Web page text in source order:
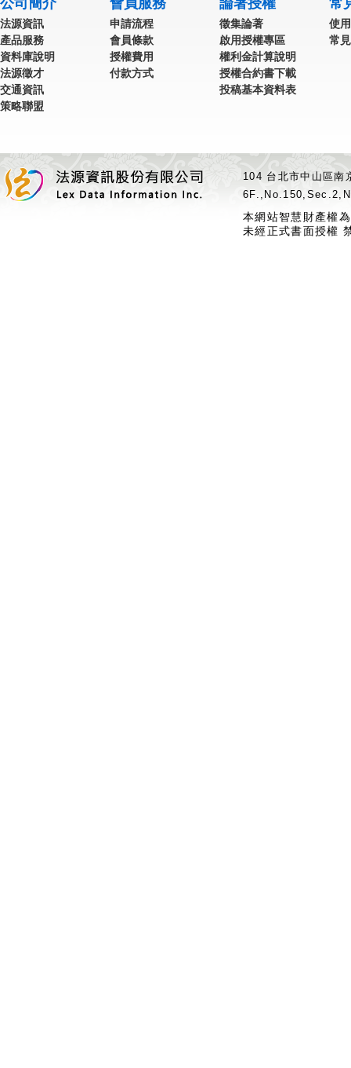
公司簡介
法源資訊
產品服務
資料庫說明
法源徵才
交通資訊
策略聯盟
會員服務
申請流程
會員條款
授權費用
付款方式
論著授權
徵集論著
啟用授權專區
權利金計算說明
授權合約書下載
投稿基本資料表
常
使
常
104 台北市中山區
本網站智慧財產權
未經正式書面授權